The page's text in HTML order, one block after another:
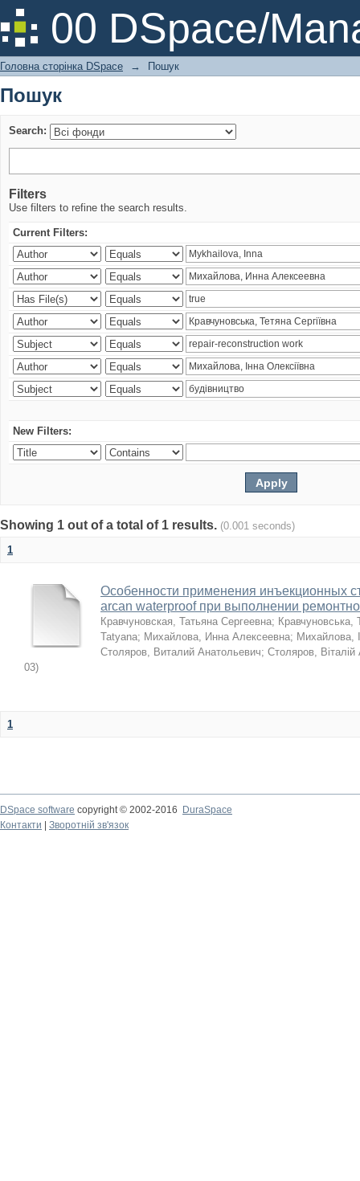
00 DSpace/
Пошук
Головна сторінка DSpace → Пошук
Пошук
Search:
Filters
Use filters to refine the search results.
Current Filters:
New Filters:
Showing 1 out of a total of 1 results. (0.001 seconds)
1
Особенности применения инъекционных
arcan waterproof при выполнении
Кравчуновская, Татьяна Сергеевна; Кравчуновська,
Tatyana; Михайлова, Инна Алексеевна; Михайлова,
Столяров, Виталий Анатольевич; Столяров, Віталій
03)
1
DSpace software copyright © 2002-2016
DuraSpace
Контакти
Зворотній зв'язок